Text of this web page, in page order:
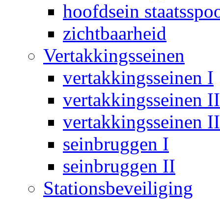
hoofdsein
zichtbaarheid
Vertakkingsseinen
vertakkingsseinen I
vertakkingsseinen II
vertakkingsseinen
seinbruggen I
seinbruggen II
Stationsbeveiliging